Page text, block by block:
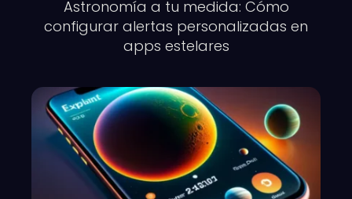
Astronomía a tu medida: Cómo
configurar alertas personalizadas en
apps estelares